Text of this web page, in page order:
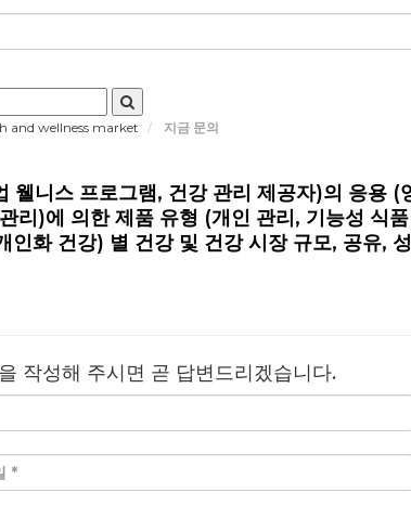
and wellness market 지금 문의
웰니스 프로그램, 건강 관리 제공자)의 응용 (
리)에 의한 제품 유형 (개인 관리, 기능성 식
인화 건강) 별 건강 및 건강 시장 규모, 공유,
작성해 주시면 곧 답변드리겠습니다.